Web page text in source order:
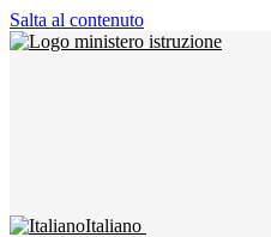
Salta al contenuto
Italiano